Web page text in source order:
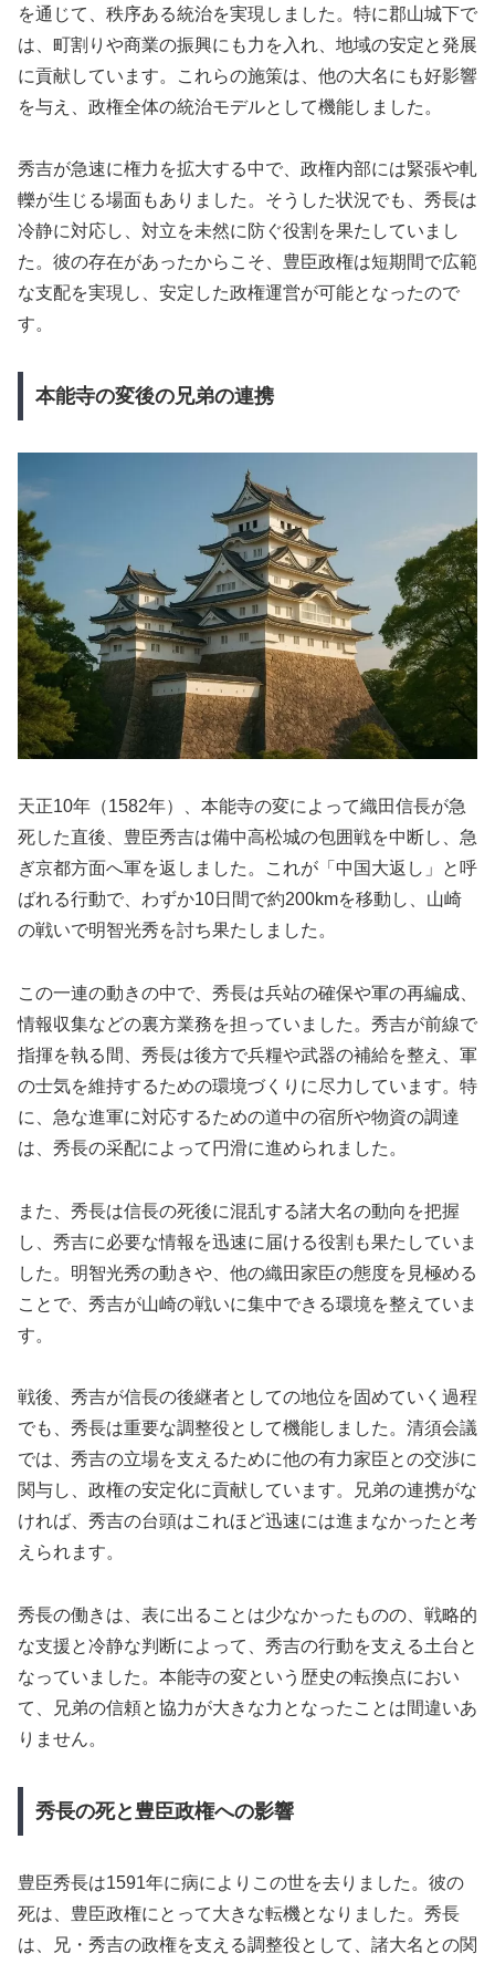
を通じて、秩序ある統治を実現しました。特に郡山城下で
は、町割りや商業の振興にも力を入れ、地域の安定と発展
に貢献しています。これらの施策は、他の大名にも好影響
を与え、政権全体の統治モデルとして機能しました。
秀吉が急速に権力を拡大する中で、政権内部には緊張や軋
轢が生じる場面もありました。そうした状況でも、秀長は
冷静に対応し、対立を未然に防ぐ役割を果たしていまし
た。彼の存在があったからこそ、豊臣政権は短期間で広範
な支配を実現し、安定した政権運営が可能となったので
す。
本能寺の変後の兄弟の連携
天正10年（1582年）、本能寺の変によって織田信長が急
死した直後、豊臣秀吉は備中高松城の包囲戦を中断し、急
ぎ京都方面へ軍を返しました。これが「中国大返し」と呼
ばれる行動で、わずか10日間で約200kmを移動し、山崎
の戦いで明智光秀を討ち果たしました。
この一連の動きの中で、秀長は兵站の確保や軍の再編成、
情報収集などの裏方業務を担っていました。秀吉が前線で
指揮を執る間、秀長は後方で兵糧や武器の補給を整え、軍
の士気を維持するための環境づくりに尽力しています。特
に、急な進軍に対応するための道中の宿所や物資の調達
は、秀長の采配によって円滑に進められました。
また、秀長は信長の死後に混乱する諸大名の動向を把握
し、秀吉に必要な情報を迅速に届ける役割も果たしていま
した。明智光秀の動きや、他の織田家臣の態度を見極める
ことで、秀吉が山崎の戦いに集中できる環境を整えていま
す。
戦後、秀吉が信長の後継者としての地位を固めていく過程
でも、秀長は重要な調整役として機能しました。清須会議
では、秀吉の立場を支えるために他の有力家臣との交渉に
関与し、政権の安定化に貢献しています。兄弟の連携がな
ければ、秀吉の台頭はこれほど迅速には進まなかったと考
えられます。
秀長の働きは、表に出ることは少なかったものの、戦略的
な支援と冷静な判断によって、秀吉の行動を支える土台と
なっていました。本能寺の変という歴史の転換点におい
て、兄弟の信頼と協力が大きな力となったことは間違いあ
りません。
秀長の死と豊臣政権への影響
豊臣秀長は1591年に病によりこの世を去りました。彼の
死は、豊臣政権にとって大きな転機となりました。秀長
は、兄・秀吉の政権を支える調整役として、諸大名との関